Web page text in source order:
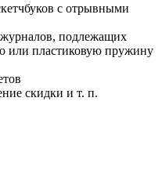
с отрывными
подлежащих
или пластиковую пружину
скидки и т. п.